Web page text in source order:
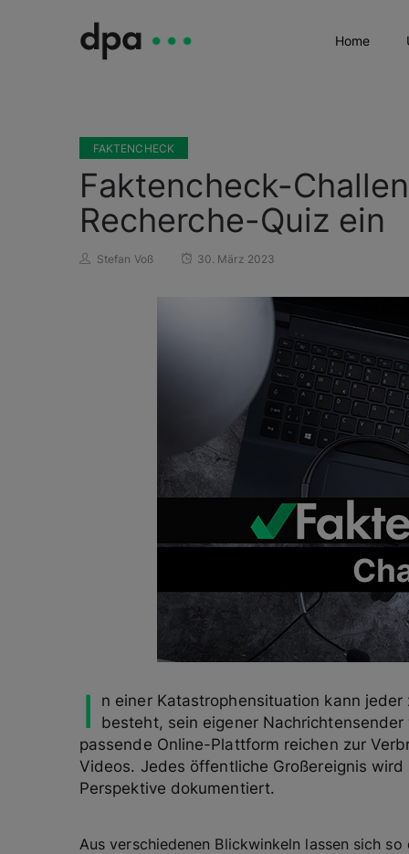
Home
FAKTENCHECK
Faktencheck-
Recherche-Quiz ein
Stefan Voß 30. März 2023
I
n einer Katastrophensituation kann
besteht, sein eigener
passende Online-Plattform reichen zur
Videos. Jedes öffentliche Großereignis
Perspektive dokumentiert.
Aus verschiedenen Blickwinkeln lassen sich